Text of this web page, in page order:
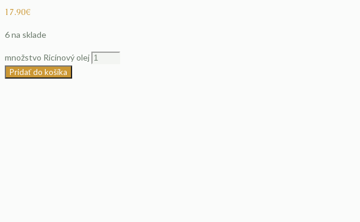
17.90€
6 na sklade
množstvo Ricínový olej
Pridať do košíka